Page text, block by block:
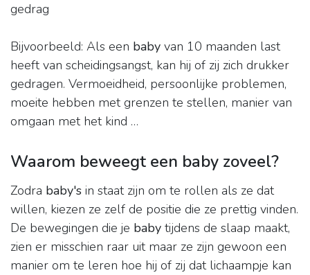
gedrag
Bijvoorbeeld: Als een baby van 10 maanden last
heeft van scheidingsangst, kan hij of zij zich drukker
gedragen. Vermoeidheid, persoonlijke problemen,
moeite hebben met grenzen te stellen, manier van
omgaan met het kind …
Waarom beweegt een baby zoveel?
Zodra baby's in staat zijn om te rollen als ze dat
willen, kiezen ze zelf de positie die ze prettig vinden.
De bewegingen die je baby tijdens de slaap maakt,
zien er misschien raar uit maar ze zijn gewoon een
manier om te leren hoe hij of zij dat lichaampje kan